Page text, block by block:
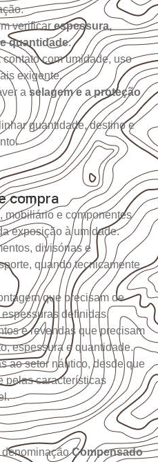
verificar espessura,
quantidade.
com umidade, uso
exigente.
a selagem e a proteção
quantidade, destino e
compra
mobiliário e componentes
exposição à umidade.
divisórias e
quando tecnicamente
que precisam de
definidas.
e revendas que precisam
espessura e quantidade.
ao setor náutico, desde que
pelas características
Compensado